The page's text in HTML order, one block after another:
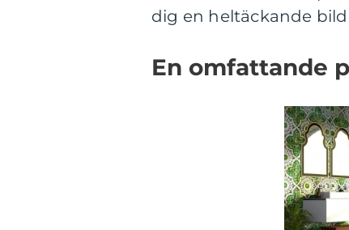
dig en heltäckande
En omfattande